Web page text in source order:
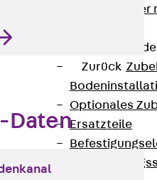
Gerätebecher
Zubehör für
Zurück
Optionales
Ersatzteile
Daten